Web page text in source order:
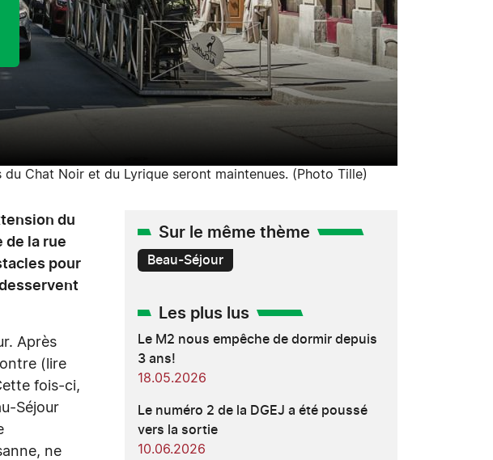
Chat Noir et du Lyrique seront maintenues. (Photo Tille)
du
de la rue
pour
Après
(lire
fois-ci,
Séjour
ne
Sur le même thème
Beau-Séjour
Les plus lus
Le M2 nous empêche de dormir depuis
3 ans!
18.05.2026
Le numéro 2 de la DGEJ a été poussé
vers la sortie
10.06.2026